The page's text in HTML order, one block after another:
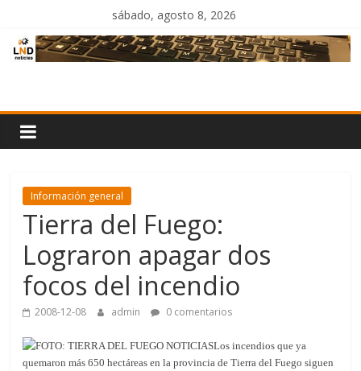
contenido
sábado, agosto 8, 2026
Noticias
Información general
Tierra del Fuego:
Lograron apagar dos
focos del incendio
2008-12-08 admin 0 comentarios
Los incendios que ya
quemaron más 650 hectáreas en la provincia de Tierra del Fuego siguen